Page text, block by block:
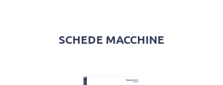
SCHEDE MACCHINE